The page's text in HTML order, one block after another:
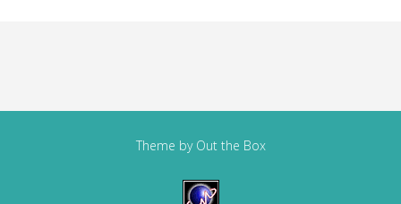
Theme by Out the Box